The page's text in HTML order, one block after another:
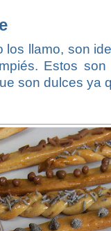
llamo, son
Estos
son dulces ya